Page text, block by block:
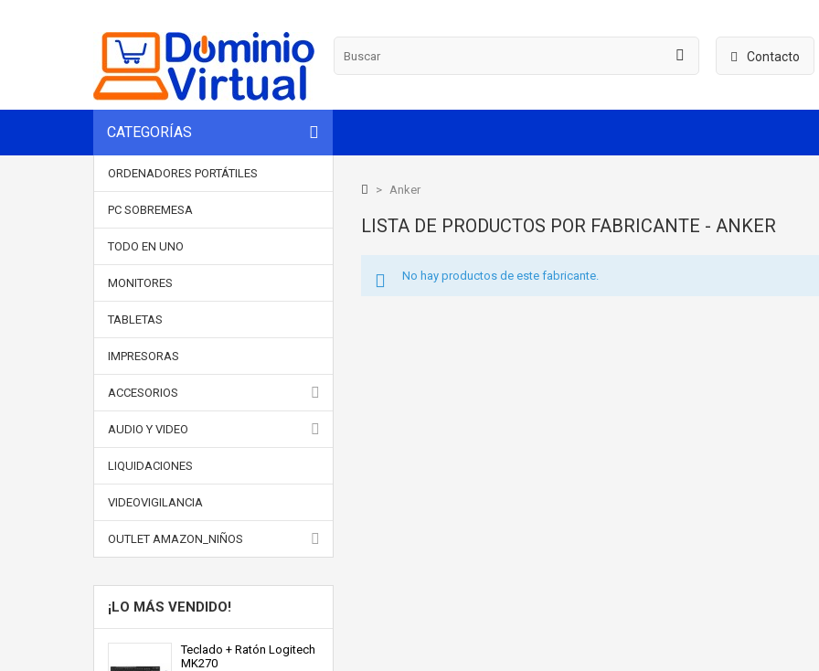
Contacto
CATEGORÍAS
ORDENADORES PORTÁTILES
PC SOBREMESA
TODO EN UNO
MONITORES
TABLETAS
IMPRESORAS
ACCESORIOS
AUDIO Y VIDEO
LIQUIDACIONES
VIDEOVIGILANCIA
OUTLET AMAZON_NIÑOS
¡LO MÁS VENDIDO!
Teclado + Ratón Logitech
MK270
> Anker
LISTA DE PRODUCTOS POR FABRICANTE - ANKER
No hay productos de este fabricante.